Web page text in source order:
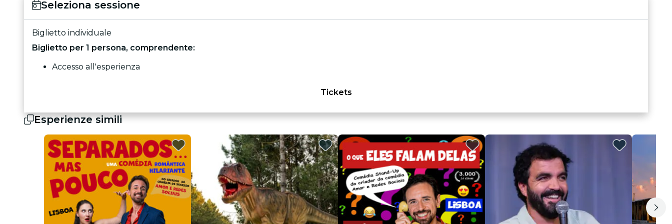
Seleziona sessione
Biglietto individuale
Biglietto per 1 persona, comprendente:
Accesso all'esperienza
Tickets
Esperienze simili